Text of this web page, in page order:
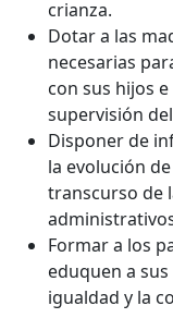
crianza.
Dotar a las
necesarias
con sus hijos
supervisión
Disponer de
la evolución
transcurso de
Formar a los
eduquen a
igualdad y la